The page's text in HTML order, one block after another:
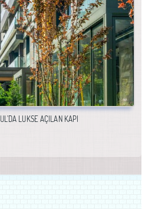
LÜKSE AÇILAN KAPI